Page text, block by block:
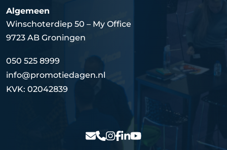
Algemeen
Winschoterdiep 50 – My Office
9723 AB Groningen
050 525 8999
info@promotiedagen.nl
KVK: 02042839